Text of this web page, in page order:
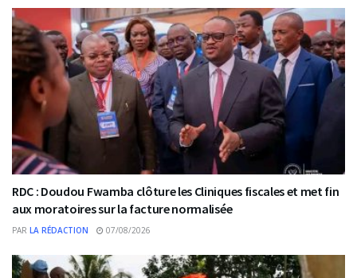
RDC : Doudou Fwamba clôture les Cliniques fiscales et met fin
aux moratoires sur la facture normalisée
PAR LA RÉDACTION 07/08/2026